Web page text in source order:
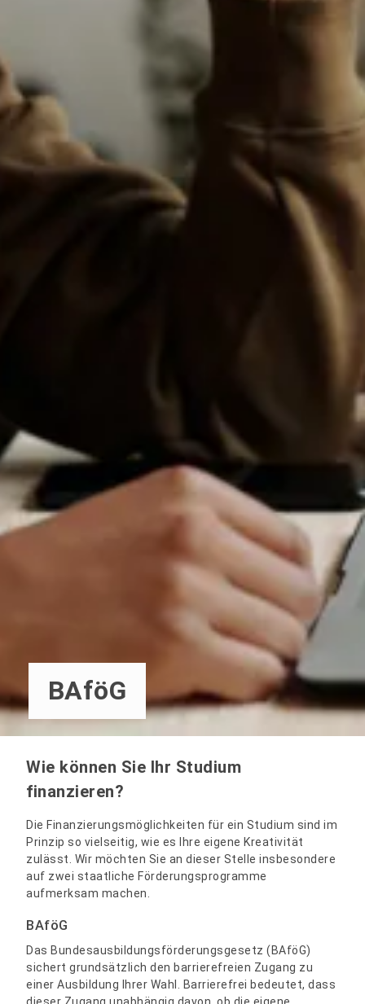
BAföG
Wie können Sie Ihr Studium
finanzieren?
Die Finanzierungsmöglichkeiten für ein Studium sind im
Prinzip so vielseitig, wie es Ihre eigene Kreativität
zulässt. Wir möchten Sie an dieser Stelle insbesondere
auf zwei staatliche Förderungsprogramme
aufmerksam machen.
BAföG
Das Bundesausbildungsförderungsgesetz (BAföG)
sichert grundsätzlich den barrierefreien Zugang zu
einer Ausbildung Ihrer Wahl. Barrierefrei bedeutet, dass